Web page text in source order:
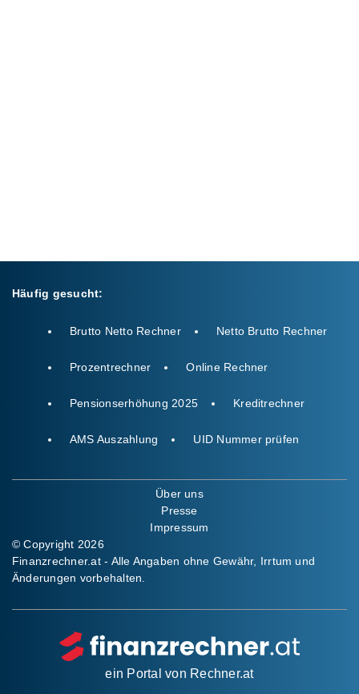
Häufig gesucht:
Brutto Netto Rechner Netto Brutto Rechner
Prozentrechner Online Rechner
Pensionserhöhung 2025 Kreditrechner
AMS Auszahlung UID Nummer prüfen
Über uns
Presse
Impressum
© Copyright 2026
Finanzrechner.at - Alle Angaben ohne Gewähr, Irrtum und
Änderungen vorbehalten.
ein Portal von Rechner.at